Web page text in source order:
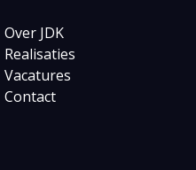
Over JDK
Realisaties
Vacatures
Contact